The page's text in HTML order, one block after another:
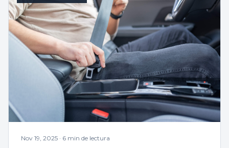
Nov 19, 2025 · 6 min de lectura